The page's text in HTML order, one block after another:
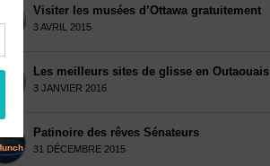
Visiter les musées d’Ottawa gratuitement
3 AVRIL 2015
Les meilleurs sites de glisse en Outaouais
3 JANVIER 2016
Patinoire des rêves Sénateurs
31 DÉCEMBRE 2015